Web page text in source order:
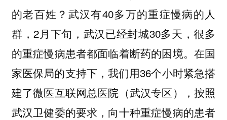
的老百姓？武汉有40多万的重症慢病的人
群，2月下旬，武汉已经封城30多天，很多
的重症慢病患者都面临着断药的困境。在国
家医保局的支持下，我们用36个小时紧急搭
建了微医互联网总医院（武汉专区），按照
武汉卫健委的要求，向十种重症慢病的患者